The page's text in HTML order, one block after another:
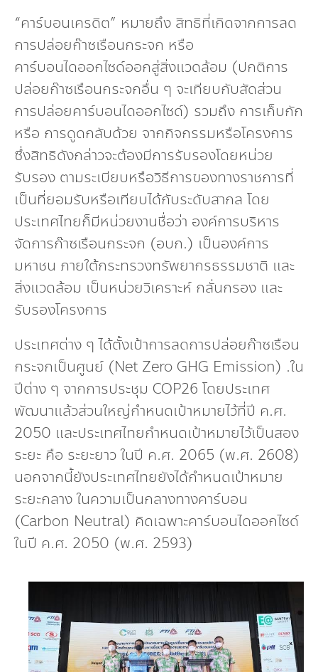
“คาร์บอนเครดิต” หมายถึง สิทธิที่เกิดจากการลด
การปล่อยก๊าซเรือนกระจก หรือ
คาร์บอนไดออกไซด์ออกสู่สิ่งแวดล้อม (ปกติการ
ปล่อยก๊าซเรือนกระจกอื่น ๆ จะเทียบกับสัดส่วน
การปล่อยคาร์บอนไดออกไซด์) รวมถึง การเก็บกัก
หรือ การดูดกลับด้วย จากกิจกรรมหรือโครงการ
ซึ่งสิทธิดังกล่าวจะต้องมีการรับรองโดยหน่วย
รับรอง ตามระเบียบหรือวิธีการของทางราชการที่
เป็นที่ยอมรับหรือเทียบได้กับระดับสากล โดย
ประเทศไทยก็มีหน่วยงานชื่อว่า องค์การบริหาร
จัดการก๊าซเรือนกระจก (อบก.) เป็นองค์การ
มหาชน ภายใต้กระทรวงทรัพยากรธรรมชาติ และ
สิ่งแวดล้อม เป็นหน่วยวิเคราะห์ กลั่นกรอง และ
รับรองโครงการ
ประเทศต่าง ๆ ได้ตั้งเป้าการลดการปล่อยก๊าซเรือน
กระจกเป็นศูนย์ (Net Zero GHG Emission) .ใน
ปีต่าง ๆ จากการประชุม COP26 โดยประเทศ
พัฒนาแล้วส่วนใหญ่กำหนดเป้าหมายไว้ที่ปี ค.ศ.
2050 และประเทศไทยกำหนดเป้าหมายไว้เป็นสอง
ระยะ คือ ระยะยาว ในปี ค.ศ. 2065 (พ.ศ. 2608)
นอกจากนี้ยังประเทศไทยยังได้กำหนดเป้าหมาย
ระยะกลาง ในความเป็นกลางทางคาร์บอน
(Carbon Neutral) คิดเฉพาะคาร์บอนไดออกไซด์
ในปี ค.ศ. 2050 (พ.ศ. 2593)